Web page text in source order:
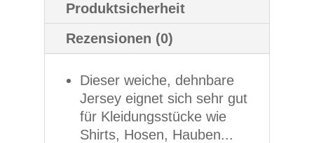
Produktsicherheit
Rezensionen (0)
Dieser weiche, dehnbare
Jersey eignet sich sehr gut
für Kleidungsstücke wie
Shirts, Hosen, Hauben...